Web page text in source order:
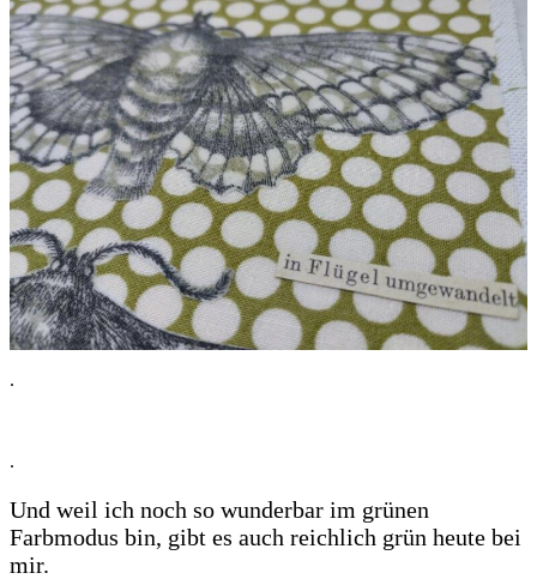
.
.
Und weil ich noch so wunderbar im grünen
Farbmodus bin, gibt es auch reichlich grün heute bei
mir.